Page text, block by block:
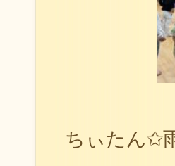
ちぃたん✩